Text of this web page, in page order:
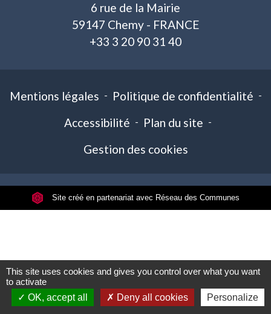
6 rue de la Mairie
59147 Chemy - FRANCE
+33 3 20 90 31 40
Mentions légales - Politique de confidentialité -
Accessibilité - Plan du site -
Gestion des cookies
Site créé en partenariat avec Réseau des Communes
This site uses cookies and gives you control over what you want
to activate
OK, accept all
Deny all cookies Personalize